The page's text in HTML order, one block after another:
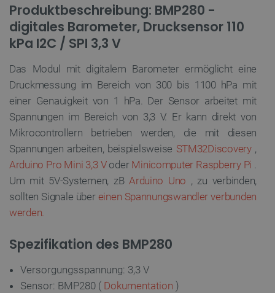
Produktbeschreibung: BMP280 -
digitales Barometer, Drucksensor 110
kPa I2C / SPI 3,3 V
Das Modul mit digitalem Barometer ermöglicht eine
Druckmessung im Bereich von 300 bis 1100 hPa mit
einer Genauigkeit von 1 hPa. Der Sensor arbeitet mit
Spannungen im Bereich von 3,3 V. Er kann direkt von
Mikrocontrollern betrieben werden, die mit diesen
Spannungen arbeiten, beispielsweise STM32Discovery,
Arduino Pro Mini 3,3 Voder Minicomputer Raspberry Pi
Um mit 5V-Systemen, zB Arduino Uno , zu verbinden,
sollten Signale über einen Spannungswandler verbunden
werden.
Spezifikation des BMP280
Versorgungsspannung: 3,3 V
Sensor: BMP280 ( Dokumentation )